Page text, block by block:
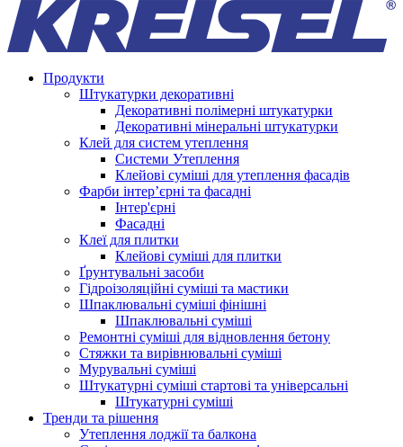
Продукти
Штукатурки декоративні
Декоративні полімерні штукатурки
Декоративні мінеральні штукатурки
Клей для систем утеплення
Системи Утеплення
Клейові суміші для утеплення фасадів
Фарби інтер’єрні та фасадні
Інтер'єрні
Фасадні
Клеї для плитки
Клейові суміші для плитки
Ґрунтувальні засоби
Гідроізоляційні суміші та мастики
Шпаклювальні суміші фінішні
Шпаклювальні суміші
Ремонтні суміші для відновлення бетону
Стяжки та вирівнювальні суміші
Мурувальні суміші
Штукатурні суміші стартові та універсальні
Штукатурні суміші
Тренди та рішення
Утеплення лоджії та балкона